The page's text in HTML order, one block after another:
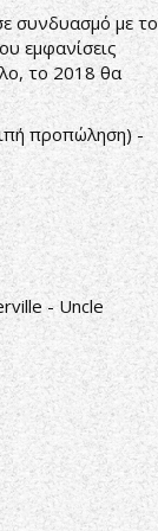
συνδυασμό με το
εμφανίσεις
το 2018 θα
προπώληση) -
- Uncle